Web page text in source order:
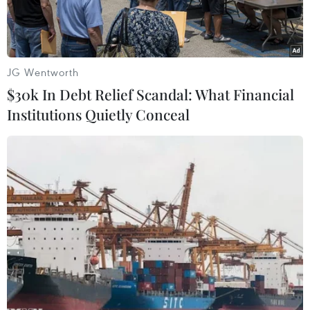
Tổng Thư ký Liên hợp quốc Antonio Guterres. (Ảnh: AFP/TTXVN)
Ngày 21/7 trong thông điệp qua video gửi tới
Diễn đàn phát triển thanh niên thế giới, Tổng
thư ký Liên hợp quốc Antonio Guterres khẳng
định thúc đẩy phát triển bền vững và xây dựng
JG Wentworth
$30k In Debt Relief Scandal: What Financial
Institutions Quietly Conceal